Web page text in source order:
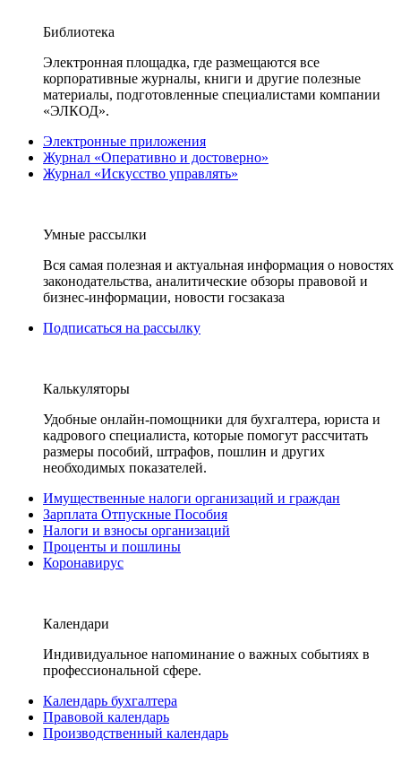
Библиотека
Электронная площадка, где размещаются все
корпоративные журналы, книги и другие полезные
материалы, подготовленные специалистами компании
«ЭЛКОД».
Электронные приложения
Журнал «Оперативно и достоверно»
Журнал «Искусство управлять»
Умные рассылки
Вся самая полезная и актуальная информация о новостях
законодательства, аналитические обзоры правовой и
бизнес-информации, новости госзаказа
Подписаться на рассылку
Калькуляторы
Удобные онлайн-помощники для бухгалтера, юриста и
кадрового специалиста, которые помогут рассчитать
размеры пособий, штрафов, пошлин и других
необходимых показателей.
Имущественные налоги организаций и граждан
Зарплата Отпускные Пособия
Налоги и взносы организаций
Проценты и пошлины
Коронавирус
Календари
Индивидуальное напоминание о важных событиях в
профессиональной сфере.
Календарь бухгалтера
Правовой календарь
Производственный календарь